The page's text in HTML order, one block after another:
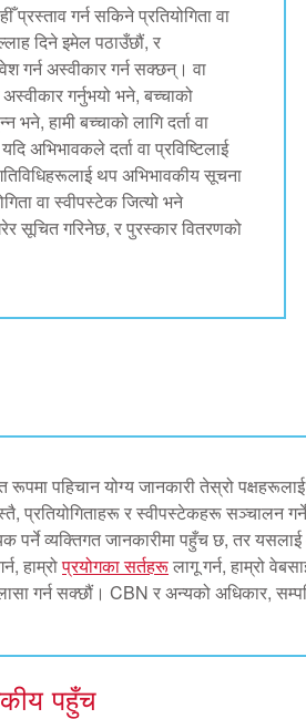
गर्न सकिने प्रतियोगिता वा
दिने इमेल पठाउँछौं, र
गर्न अस्वीकार गर्न सक्छन्। वा
गर्नुभयो भने, बच्चाको
हामी बच्चाको लागि दर्ता वा
अभिभावकले दर्ता वा प्रविष्टिलाई
थप अभिभावकीय सूचना
वा स्वीपस्टेक जित्यो भने
सूचित गरिनेछ, र पुरस्कार वितरणको
पहिचान योग्य जानकारी तेस्रो
र स्वीपस्टेकहरू सञ्चालन
व्यक्तिगत जानकारीमा पहुँच छ, तर यसलाई
हाम्रोप्रयोगका सर्तहरूलागू गर्न, हाम्रो
गर्न सक्छौं। CBN र अन्यको अधिकार,
पहुँच